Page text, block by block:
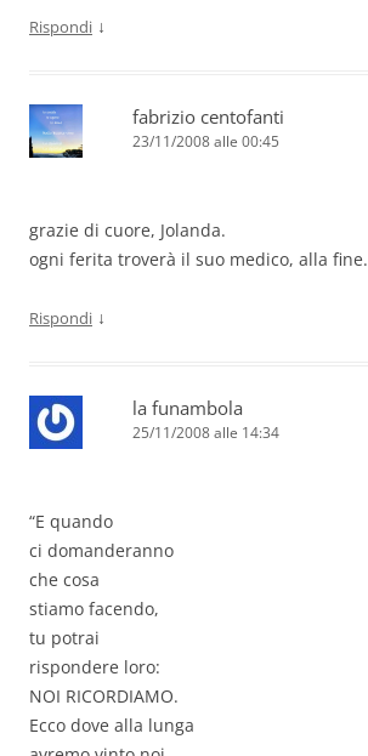
Rispondi ↓
fabrizio centofanti
23/11/2008 alle 00:45
grazie di cuore, Jolanda.
ogni ferita troverà il suo medico, alla fine.
Rispondi ↓
la funambola
25/11/2008 alle 14:34
“E quando
ci domanderanno
che cosa
stiamo facendo,
tu potrai
rispondere loro:
NOI RICORDIAMO.
Ecco dove alla lunga